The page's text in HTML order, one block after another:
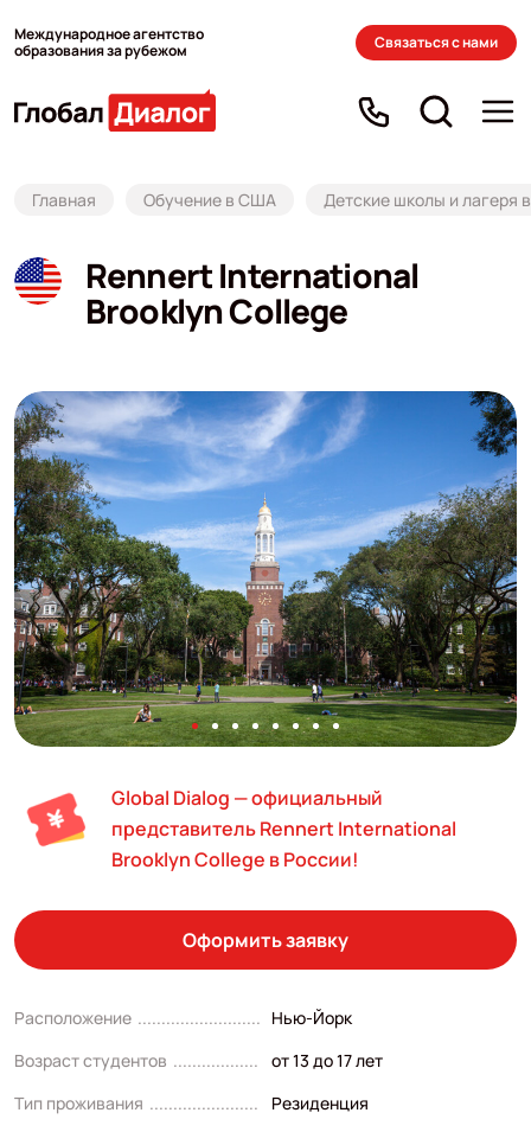
Международное агентство
образования за рубежом
Связаться с нами
Главная Обучение в США Детские школы и лагеря
Rennert International
Brooklyn College
Global Dialog — официальный
представитель Rennert International
Brooklyn College в России!
Оформить заявку
Расположение
Нью-Йорк
Возраст студентов
от 13 до 17 лет
Тип проживания
Резиденция